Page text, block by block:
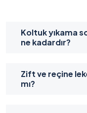
Koltuk yıkama
ne kadardır?
Zift ve reçine
mı?